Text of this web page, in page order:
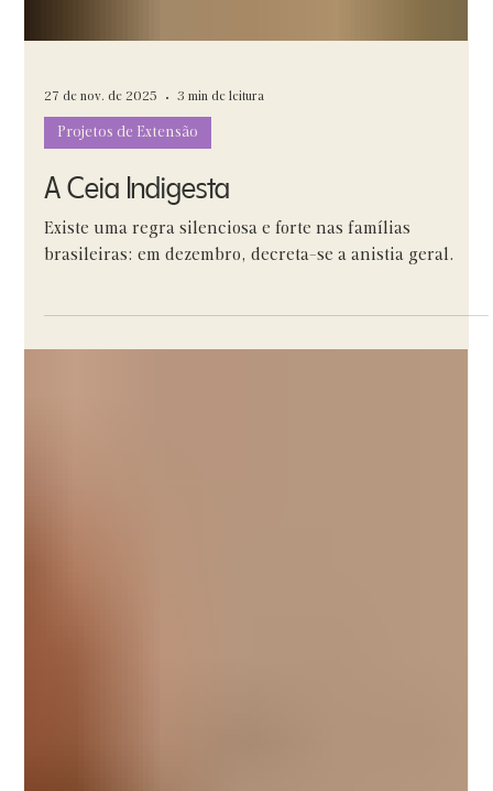
27 de nov. de 2025 3 min de leitura
Projetos de Extensão
A Ceia Indigesta